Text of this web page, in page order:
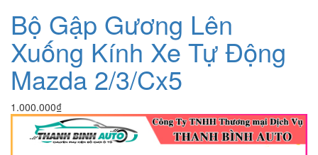
Bộ Gập Gương Lên
Xuống Kính Xe Tự Động
Mazda 2/3/Cx5
1.000.000₫